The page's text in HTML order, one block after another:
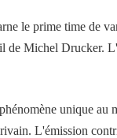
le prime time de
de Michel
unique
L'émission